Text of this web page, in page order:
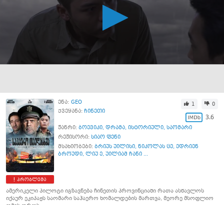
პრობლემა
ენა: GEO
ქვეყანა: ჩინეთი
1 0
3.6
ჟანრი: ბოევიკი, დრამა, ისტორიული, საომარი
რეჟისორი: სიაო ფენი
მსახიობები: ბრიუს უილისი, ნიკოლას ცე, ედრიენ
ბროუდი, ლიუ ე, უილიამ ჩანი ...
ამერიკელი პილოტი იგზავნება ჩინეთის პროვინციაში რათა ასწავლოს
იქაურ ეკიპაჟს საომარი საჰაერო ხომალდების მართვა, მეორე მსოფლიო